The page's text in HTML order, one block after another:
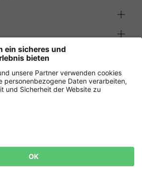
LIEFERUNG
einkaufen mit
Impressum
Lieferbedingungen